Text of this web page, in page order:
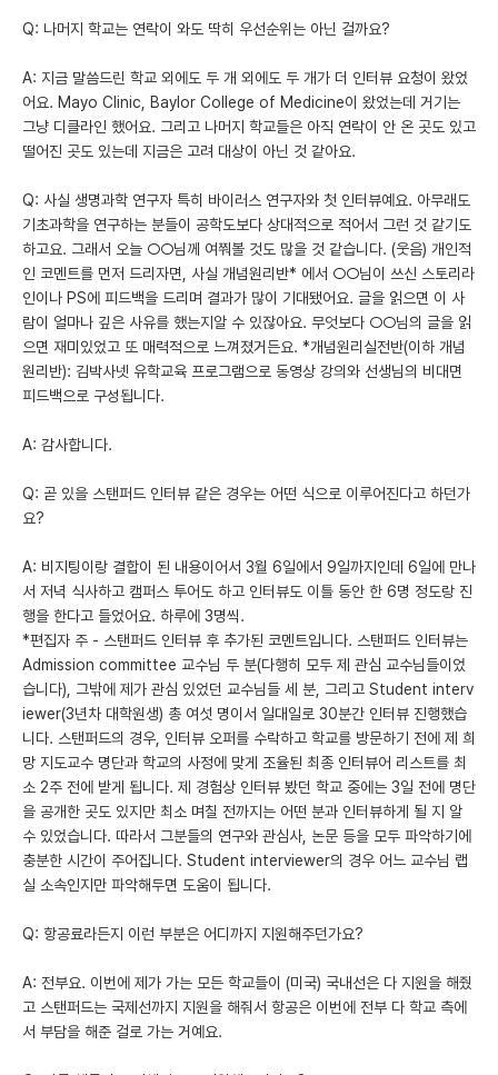
Q: 나머지 학교는 연락이 와도 딱히 우선순위는 아닌 걸까요?
A: 지금 말씀드린 학교 외에도 두 개 외에도 두 개가 더 인터뷰 요청이 왔었
어요. Mayo Clinic, Baylor College of Medicine이 왔었는데 거기는
그냥 디클라인 했어요. 그리고 나머지 학교들은 아직 연락이 안 온 곳도 있고
떨어진 곳도 있는데 지금은 고려 대상이 아닌 것 같아요.
Q: 사실 생명과학 연구자 특히 바이러스 연구자와 첫 인터뷰예요. 아무래도
기초과학을 연구하는 분들이 공학도보다 상대적으로 적어서 그런 것 같기도
하고요. 그래서 오늘 ○○님께 여쭤볼 것도 많을 것 같습니다. (웃음) 개인적
인 코멘트를 먼저 드리자면, 사실 개념원리반* 에서 ○○님이 쓰신 스토리라
인이나 PS에 피드백을 드리며 결과가 많이 기대됐어요. 글을 읽으면 이 사
람이 얼마나 깊은 사유를 했는지알 수 있잖아요. 무엇보다 ○○님의 글을 읽
으면 재미있었고 또 매력적으로 느껴졌거든요. *개념원리실전반(이하 개념
원리반): 김박사넷 유학교육 프로그램으로 동영상 강의와 선생님의 비대면
피드백으로 구성됩니다.
A: 감사합니다.
Q: 곧 있을 스탠퍼드 인터뷰 같은 경우는 어떤 식으로 이루어진다고 하던가
요?
A: 비지팅이랑 결합이 된 내용이어서 3월 6일에서 9일까지인데 6일에 만나
서 저녁 식사하고 캠퍼스 투어도 하고 인터뷰도 이틀 동안 한 6명 정도랑 진
행을 한다고 들었어요. 하루에 3명씩.
*편집자 주 - 스탠퍼드 인터뷰 후 추가된 코멘트입니다. 스탠퍼드 인터뷰는
Admission committee 교수님 두 분(다행히 모두 제 관심 교수님들이었
습니다), 그밖에 제가 관심 있었던 교수님들 세 분, 그리고 Student interv
iewer(3년차 대학원생) 총 여섯 명이서 일대일로 30분간 인터뷰 진행했습
니다. 스탠퍼드의 경우, 인터뷰 오퍼를 수락하고 학교를 방문하기 전에 제 희
망 지도교수 명단과 학교의 사정에 맞게 조율된 최종 인터뷰어 리스트를 최
소 2주 전에 받게 됩니다. 제 경험상 인터뷰 봤던 학교 중에는 3일 전에 명단
을 공개한 곳도 있지만 최소 며칠 전까지는 어떤 분과 인터뷰하게 될 지 알
수 있었습니다. 따라서 그분들의 연구와 관심사, 논문 등을 모두 파악하기에
충분한 시간이 주어집니다. Student interviewer의 경우 어느 교수님 랩
실 소속인지만 파악해두면 도움이 됩니다.
Q: 항공료라든지 이런 부분은 어디까지 지원해주던가요?
A: 전부요. 이번에 제가 가는 모든 학교들이 (미국) 국내선은 다 지원을 해줬
고 스탠퍼드는 국제선까지 지원을 해줘서 항공은 이번에 전부 다 학교 측에
서 부담을 해준 걸로 가는 거예요.